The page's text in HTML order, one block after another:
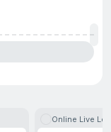
Online Live